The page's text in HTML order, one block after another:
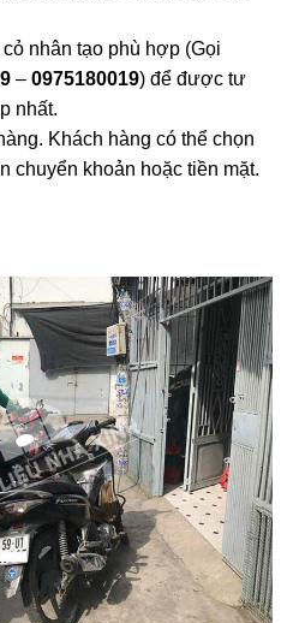
nhân tạo phù hợp (Gọi
–0975180019) để được tư
nhất.
Khách hàng có thể chọn
chuyển khoản hoặc tiền mặt.